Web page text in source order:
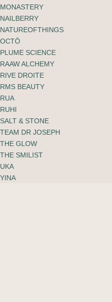
MONASTERY
NAILBERRY
NATUREOFTHINGS
OCTŌ
PLUME SCIENCE
RAAW ALCHEMY
RIVE DROITE
RMS BEAUTY
RUA
RUHI
SALT & STONE
TEAM DR JOSEPH
THE GLOW
THE SMILIST
UKA
YINA